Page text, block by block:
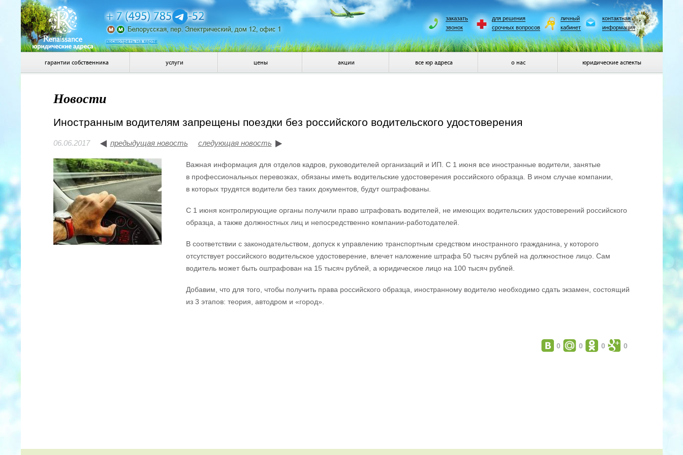
посмотреть на карте
заказать
звонок
для решения
срочных вопросов
личный
кабинет
контактная
информация
гарантии собственника услуги цены акции все юр адреса о нас юридические аспекты
Новости
Иностранным водителям запрещены поездки без российского водительского удостоверения
06.06.2017 предыдущая новость следующая новость
Важная информация для отделов кадров, руководителей организаций и ИП. С 1 июня все иностранные водители, занятые
в профессиональных перевозках, обязаны иметь водительские удостоверения российского образца. В ином случае компании,
в которых трудятся водители без таких документов, будут оштрафованы.
С 1 июня контролирующие органы получили право штрафовать водителей, не имеющих водительских удостоверений российского
образца, а также должностных лиц и непосредственно компании-работодателей.
В соответствии с законодательством, допуск к управлению транспортным средством иностранного гражданина, у которого
отсутствует российского водительское удостоверение, влечет наложение штрафа 50 тысяч рублей на должностное лицо. Сам
водитель может быть оштрафован на 15 тысяч рублей, а юридическое лицо на 100 тысяч рублей.
Добавим, что для того, чтобы получить права российского образца, иностранному водителю необходимо сдать экзамен, состоящий
из 3 этапов: теория, автодром и «город».
0 0 0 0